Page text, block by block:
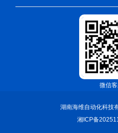
微信
湖南海维自动化科技
湘ICP备